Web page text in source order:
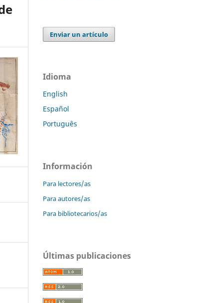
Enviar un artículo
Idioma
English
Español
Português
Información
Para lectores/as
Para autores/as
Para bibliotecarios/as
Últimas publicaciones